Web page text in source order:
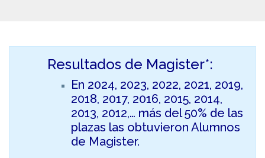
Resultados de Magister*:
En 2024, 2023, 2022, 2021, 2019,
2018, 2017, 2016, 2015, 2014,
2013, 2012,… más del 50% de las
plazas las obtuvieron Alumnos
de Magister.